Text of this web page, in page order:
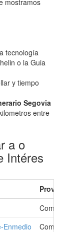
mostramos
tecnología
o la Guia
y tiempo
Segovia
entre
a o
Intéres
Como Ir
Enmedio
Como Ir